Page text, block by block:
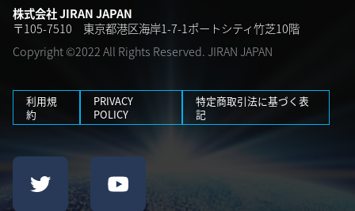
株式会社 JIRAN JAPAN
〒105-7510 東京都港区海岸1-7-1ポートシティ竹芝10階
Copyright ©2022 All Rights Reserved. JIRAN JAPAN
利用規
約
PRIVACY
POLICY
特定商取引法に基づく表
記